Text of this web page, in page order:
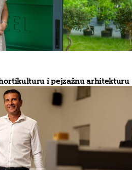
i pejzažnu arhitekturu